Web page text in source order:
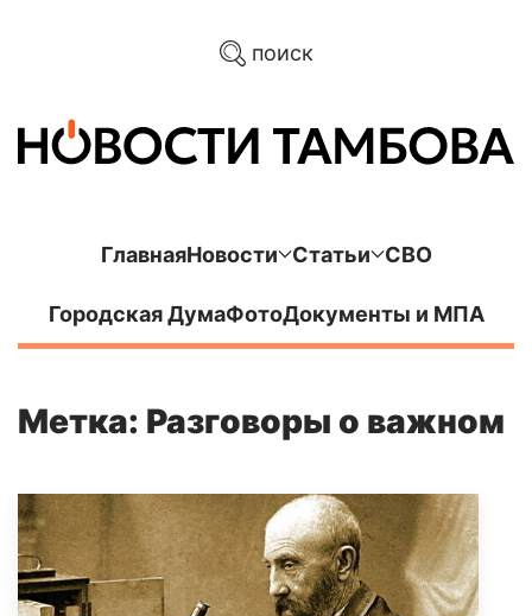
поиск
ГлавнаяНовости Статьи СВО
Городская ДумаФотоДокументы и МПА
Метка: Разговоры о важном